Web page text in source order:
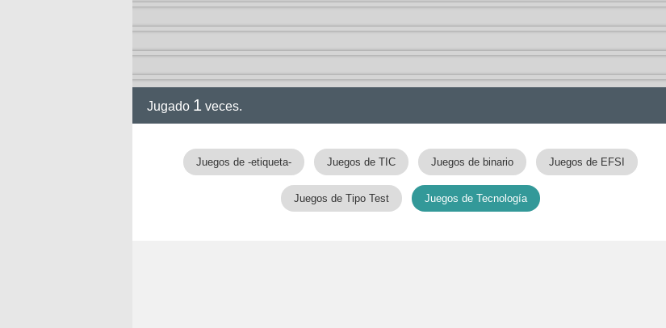
Jugado 1 veces.
Juegos de -etiqueta- Juegos de TIC Juegos de binario Juegos de EFSI
Juegos de Tipo Test Juegos de Tecnología